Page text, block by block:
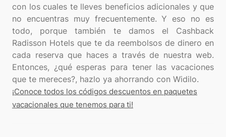
con los cuales te lleves beneficios adicionales y que
no encuentras muy frecuentemente. Y eso no es
todo, porque también te damos el Cashback
Radisson Hotels que te da reembolsos de dinero en
cada reserva que haces a través de nuestra web.
Entonces, ¿qué esperas para tener las vacaciones
¡Conoce todos los códigos descuentos en paquetes
vacacionales que tenemos para ti!